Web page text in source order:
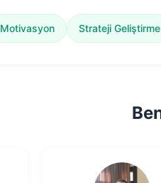
Motivasyon Strateji Geliştirme